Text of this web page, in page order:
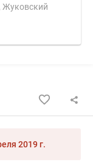
Жуковский
2019 г.